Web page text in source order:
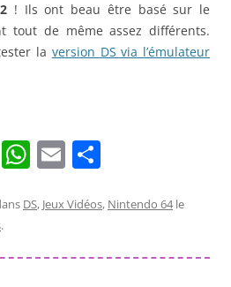
! Ils ont beau être basé sur le
tout de même assez différents.
la version DS via l’émulateur
M W
at
A
E
ai ta
er
DS, Jeux Vidéos, Nintendo 64le
.